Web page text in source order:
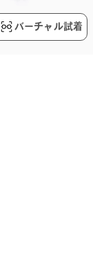
バーチャル試着